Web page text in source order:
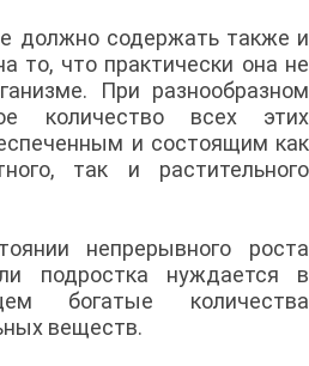
должно содержать также и
то, что практически она не
При разнообразном
количество всех этих
и состоящим как
так и растительного
непрерывного роста
подростка нуждается в
богатые количества
веществ.